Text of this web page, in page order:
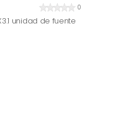
0
unidad de fuente